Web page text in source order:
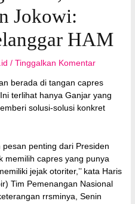
Jokowi:
HAM
/Tinggalkan Komentar
berada di tangan capres
terlihat hanya Ganjar yang
solusi-solusi konkret
pesan penting dari Presiden
memilih capres yang punya
jejak otoriter,’’ kata Haris
Tim Pemenangan Nasional
rrsminya, Senin